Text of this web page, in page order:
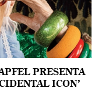
PRESENTA
ICON’